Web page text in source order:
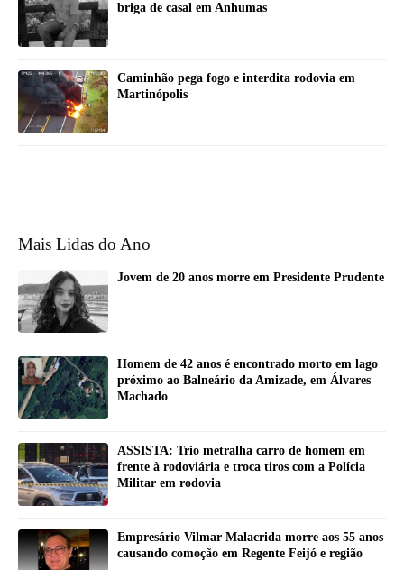
briga de casal em Anhumas
Caminhão pega fogo e interdita rodovia em
Martinópolis
Mais Lidas do Ano
Jovem de 20 anos morre em Presidente Prudente
Homem de 42 anos é encontrado morto em lago
próximo ao Balneário da Amizade, em Álvares
Machado
ASSISTA: Trio metralha carro de homem em
frente à rodoviária e troca tiros com a Polícia
Militar em rodovia
Empresário Vilmar Malacrida morre aos 55 anos
causando comoção em Regente Feijó e região